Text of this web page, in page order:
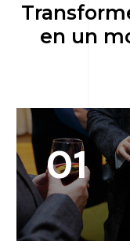
en un
01